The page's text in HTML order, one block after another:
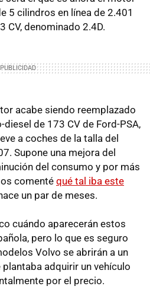
5 cilindros en línea de 2.401
CV, denominado 2.4D.
acabe siendo reemplazado
de 173 CV de Ford-PSA,
a coches de la talla del
Supone una mejora del
del consumo y por más
comenté qué tal iba este
un par de meses.
cuándo aparecerán estos
pero lo que es seguro
Volvo se abrirán a un
adquirir un vehículo
por el precio.